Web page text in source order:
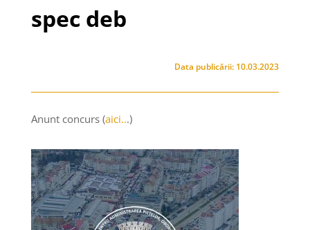
spec deb
Data publicării: 10.03.2023
Anunt concurs (aici...)